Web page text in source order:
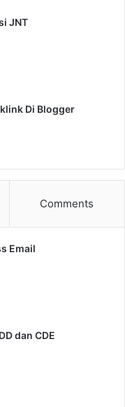
JNT
Di Blogger
Comments
Email
dan CDE